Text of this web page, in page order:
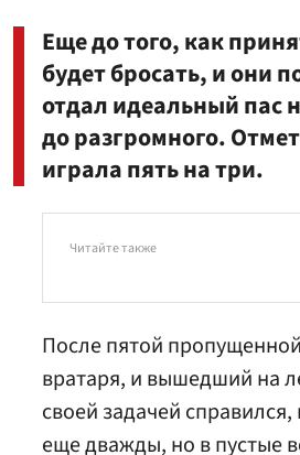
Еще до того, как
будет бросать, и они
отдал идеальный пас
до разгромного.
играла пять на три.
Читайте также
После пятой
вратаря, и вышедший на
своей задачей
еще дважды, но в пустые